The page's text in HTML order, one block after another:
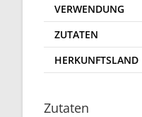
VERWENDUNG
ZUTATEN
HERKUNFTSLAND
Zutaten